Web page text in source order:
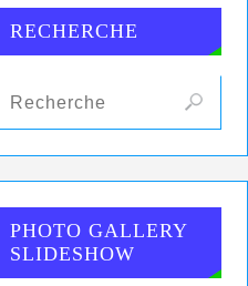
RECHERCHE
PHOTO GALLERY
SLIDESHOW